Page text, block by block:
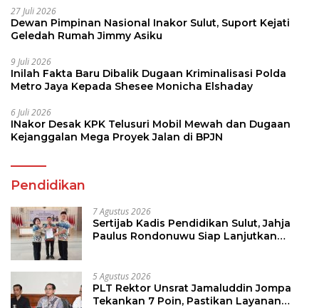
27 Juli 2026
Dewan Pimpinan Nasional Inakor Sulut, Suport Kejati
Geledah Rumah Jimmy Asiku
9 Juli 2026
Inilah Fakta Baru Dibalik Dugaan Kriminalisasi Polda
Metro Jaya Kepada Shesee Monicha Elshaday
6 Juli 2026
INakor Desak KPK Telusuri Mobil Mewah dan Dugaan
Kejanggalan Mega Proyek Jalan di BPJN
Pendidikan
7 Agustus 2026
Sertijab Kadis Pendidikan Sulut, Jahja
Paulus Rondonuwu Siap Lanjutkan
5 Agustus 2026
PLT Rektor Unsrat Jamaluddin Jompa
Tekankan 7 Poin, Pastikan Layanan